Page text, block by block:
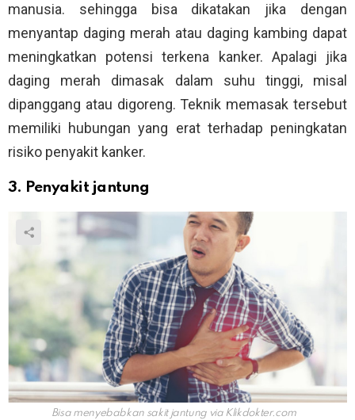
manusia. sehingga bisa dikatakan jika dengan
menyantap daging merah atau daging kambing dapat
meningkatkan potensi terkena kanker. Apalagi jika
daging merah dimasak dalam suhu tinggi, misal
dipanggang atau digoreng. Teknik memasak tersebut
memiliki hubungan yang erat terhadap peningkatan
risiko penyakit kanker.
3. Penyakit jantung
Bisa menyebabkan sakit jantung viaKlikdokter.com